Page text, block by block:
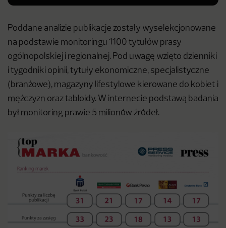
Poddane analizie publikacje zostały wyselekcjonowane
na podstawie monitoringu 1100 tytułów prasy
ogólnopolskiej i regionalnej. Pod uwagę wzięto dzienniki
i tygodniki opinii, tytuły ekonomiczne, specjalistyczne
(branżowe), magazyny lifestylowe kierowane do kobiet i
mężczyzn oraz tabloidy. W internecie podstawą badania
był monitoring prawie 5 milionów źródeł.